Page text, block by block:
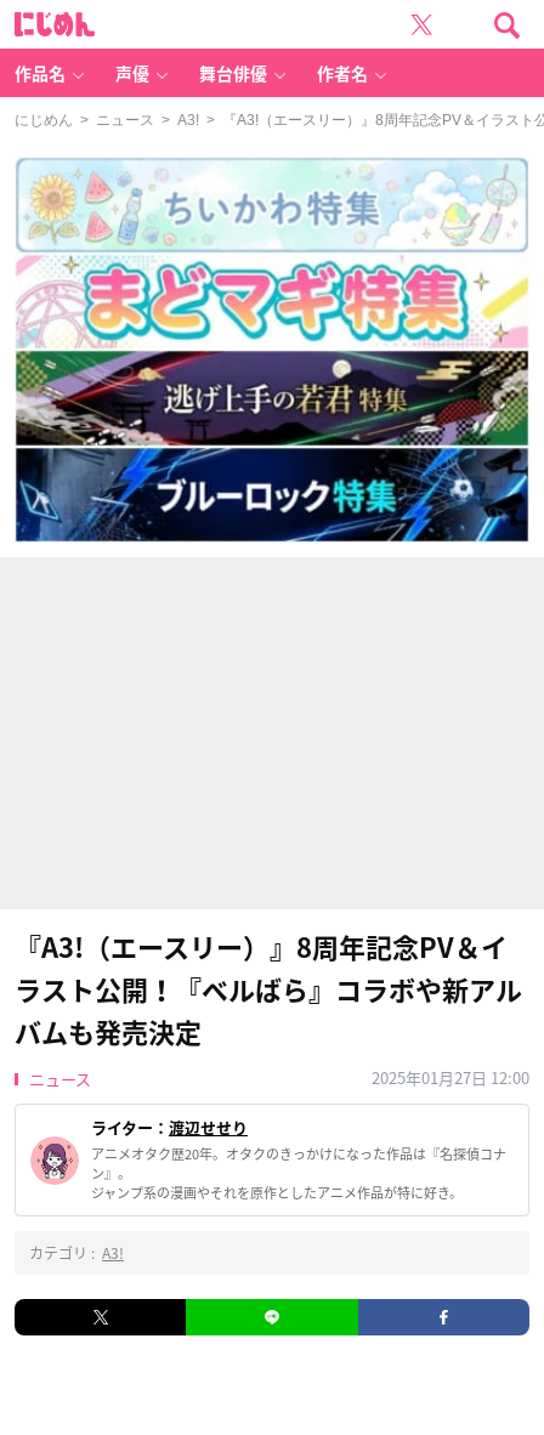
作品名 声優 舞台俳優 作者名
にじめん > ニュース > A3! > 『A3!（エースリー）』8周年記念PV＆イラスト
『A3!（エースリー）』8周年記念PV＆イ
ラスト公開！『ベルばら』コラボや新アル
バムも発売決定
ニュース 2025年01月27日 12:00
ライター： 渡辺せせり
アニメオタク歴20年。オタクのきっかけになった作品は『名探偵コナ
ン』。
ジャンプ系の漫画やそれを原作としたアニメ作品が特に好き。
カテゴリ : A3!